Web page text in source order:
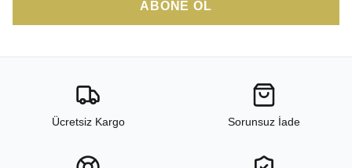
ABONE OL
Ücretsiz Kargo Sorunsuz İade